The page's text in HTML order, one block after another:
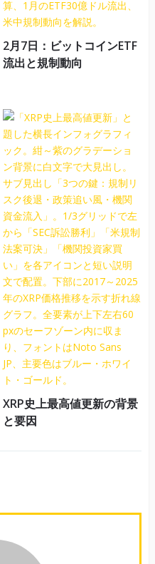
2月7日：ビットコインETF
流出と規制動向
XRP史上最高値更新の背景
と要因